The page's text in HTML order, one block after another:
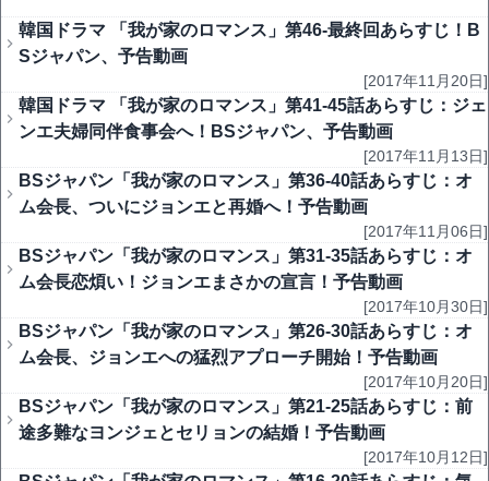
韓国ドラマ 「我が家のロマンス」第46-最終回あらすじ！B
Sジャパン、予告動画
[2017年11月20日]
韓国ドラマ 「我が家のロマンス」第41-45話あらすじ：ジェ
ンエ夫婦同伴食事会へ！BSジャパン、予告動画
[2017年11月13日]
BSジャパン「我が家のロマンス」第36-40話あらすじ：オ
ム会長、ついにジョンエと再婚へ！予告動画
[2017年11月06日]
BSジャパン「我が家のロマンス」第31-35話あらすじ：オ
ム会長恋煩い！ジョンエまさかの宣言！予告動画
[2017年10月30日]
BSジャパン「我が家のロマンス」第26-30話あらすじ：オ
ム会長、ジョンエへの猛烈アプローチ開始！予告動画
[2017年10月20日]
BSジャパン「我が家のロマンス」第21-25話あらすじ：前
途多難なヨンジェとセリョンの結婚！予告動画
[2017年10月12日]